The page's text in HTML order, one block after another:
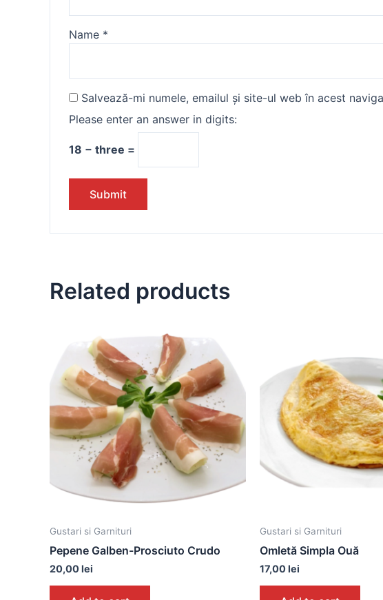
Name *
Salvează-mi numele, emailul și site-ul web în acest
Please enter an answer in digits:
18 − three =
Related products
Gustari si Garnituri
Pepene Galben-Prosciuto Crudo
20,00lei
Gustari si Garnituri
Omletă Simpla Ouă
17,00lei